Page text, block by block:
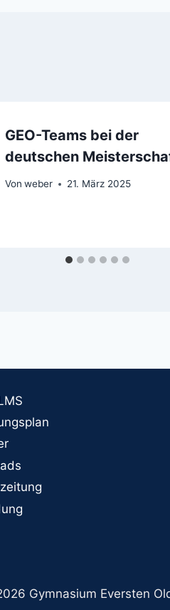
GEO-Teams bei der
deutschen
Von weber 21. März 2025
Gymnasium Eversten